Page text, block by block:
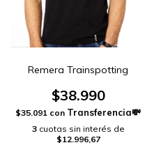
Remera Trainspotting
$38.990
$35.091 con
3 cuotas sin interés de
$12.996,67